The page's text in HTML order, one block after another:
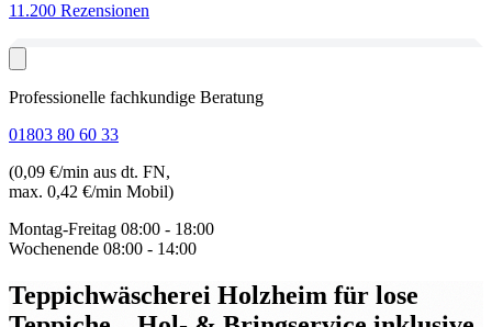
11.200 Rezensionen
Professionelle fachkundige Beratung
01803 80 60 33
(0,09 €/min aus dt. FN,
max. 0,42 €/min Mobil)
Montag-Freitag 08:00 - 18:00
Wochenende 08:00 - 14:00
Teppichwäscherei Holzheim für lose